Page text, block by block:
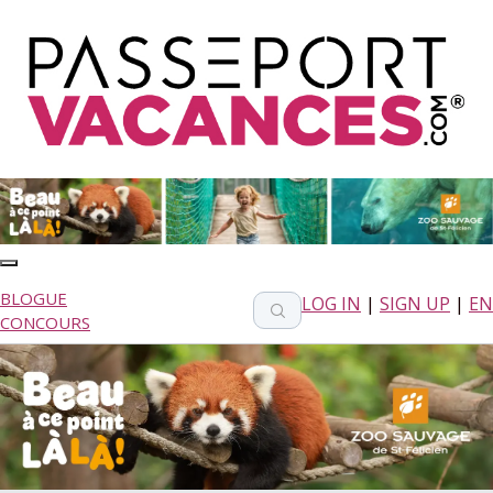
BLOGUE
CONCOURS
LOG IN | SIGN UP | EN